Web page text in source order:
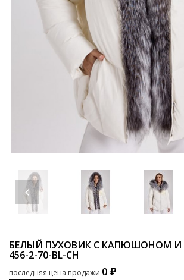
БЕЛЫЙ ПУХОВИК С КАПЮШОНОМ И
456-2-70-BL-CH
последняя цена продажи 0 ₽